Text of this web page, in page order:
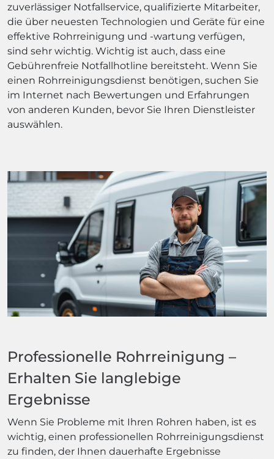
zuverlässiger Notfallservice, qualifizierte Mitarbeiter,
die über neuesten Technologien und Geräte für eine
effektive Rohrreinigung und -wartung verfügen,
sind sehr wichtig. Wichtig ist auch, dass eine
Gebührenfreie Notfallhotline bereitsteht. Wenn Sie
einen Rohrreinigungsdienst benötigen, suchen Sie
im Internet nach Bewertungen und Erfahrungen
von anderen Kunden, bevor Sie Ihren Dienstleister
auswählen.
Professionelle Rohrreinigung –
Erhalten Sie langlebige
Ergebnisse
Wenn Sie Probleme mit Ihren Rohren haben, ist es
wichtig, einen professionellen Rohrreinigungsdienst
zu finden, der Ihnen dauerhafte Ergebnisse